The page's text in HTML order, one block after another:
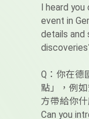
I heard
event in
details and
Q：你在德
點」，例
方帶給你什
Can you